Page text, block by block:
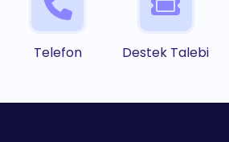
Telefon Destek Talebi